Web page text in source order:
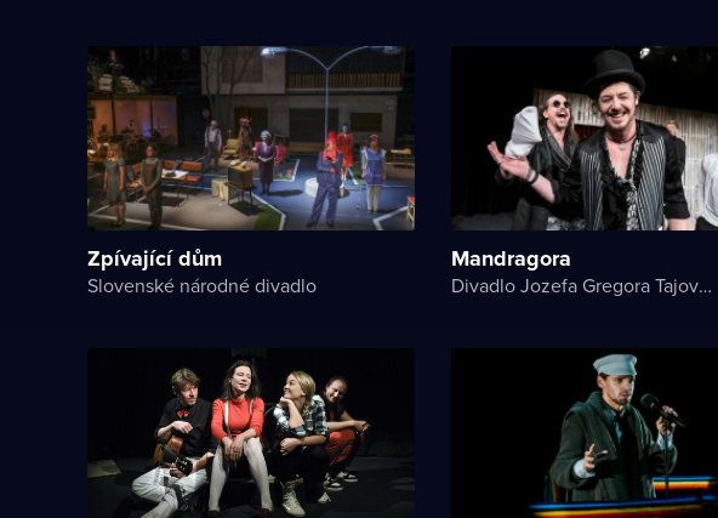
Zpívající dům
Slovenské národné divadlo
Mandragora
Divadlo Jozefa Gregora Tajovského